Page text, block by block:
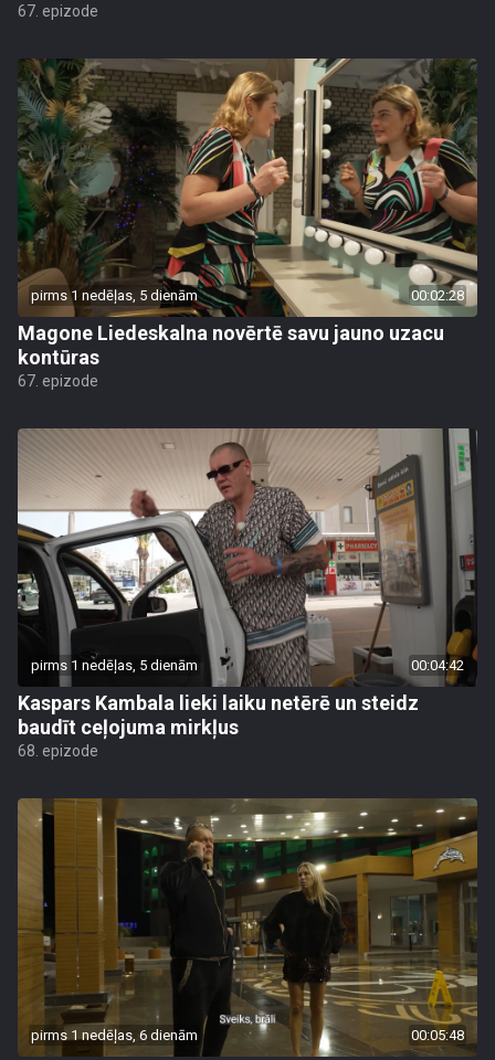
67. epizode
pirms 1 nedēļas, 5 dienām 00:02:28
Magone Liedeskalna novērtē savu jauno uzacu
kontūras
67. epizode
pirms 1 nedēļas, 5 dienām 00:04:42
Kaspars Kambala lieki laiku netērē un steidz
baudīt ceļojuma mirkļus
68. epizode
pirms 1 nedēļas, 6 dienām 00:05:48